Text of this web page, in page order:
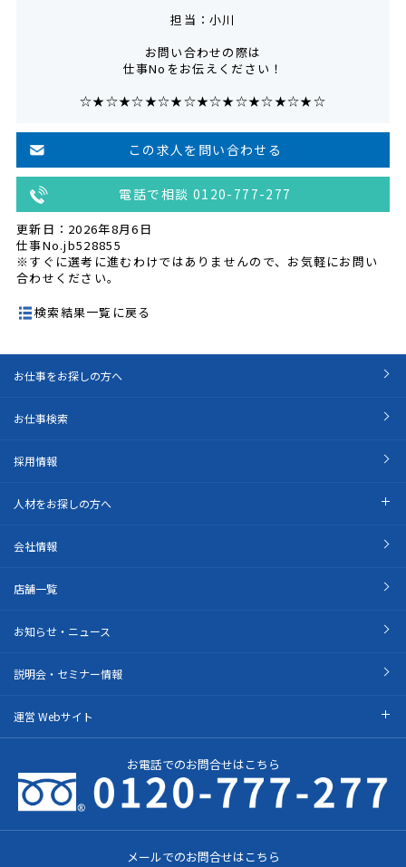
担当：小川
お問い合わせの際は
仕事Noをお伝えください！
☆★☆★☆★☆★☆★☆★☆★☆★☆★☆
この求人を問い合わせる
電話で相談 0120-777-277
更新日：2026年8月6日
仕事No.jb528855
※すぐに選考に進むわけではありませんので、お気軽にお問い
合わせください。
検索結果一覧に戻る
お仕事をお探しの方へ
お仕事検索
採用情報
人材をお探しの方へ
会社情報
店舗一覧
お知らせ・ニュース
説明会・セミナー情報
運営 Webサイト
お電話でのお問合せはこちら
メールでのお問合せはこちら